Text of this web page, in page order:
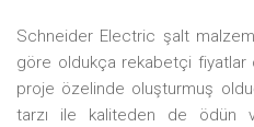
Schneider Electric şalt
göre oldukça rekabetçi fiyatlar
proje özelinde oluşturmuş
tarzı ile kaliteden de ödün